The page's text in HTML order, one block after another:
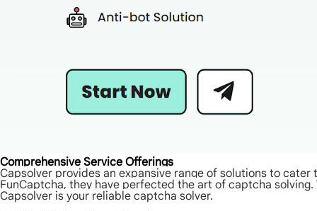
Comprehensive Service Offerings
Capsolver provides an expansive range of solutions to cater
FunCaptcha, they have perfected the art of captcha
Capsolver is your reliable captcha solver.